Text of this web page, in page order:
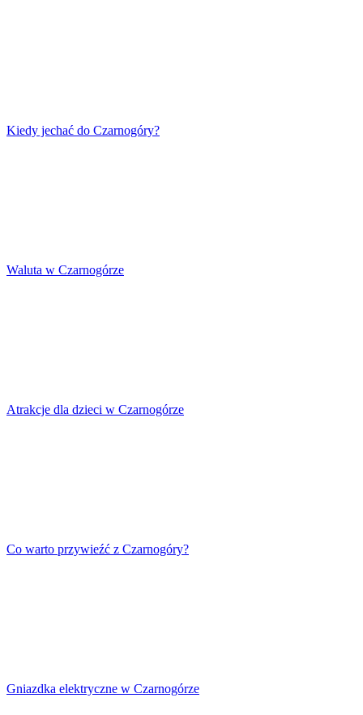
Kiedy jechać do Czarnogóry?
Waluta w Czarnogórze
Atrakcje dla dzieci w Czarnogórze
Co warto przywieźć z Czarnogóry?
Gniazdka elektryczne w Czarnogórze